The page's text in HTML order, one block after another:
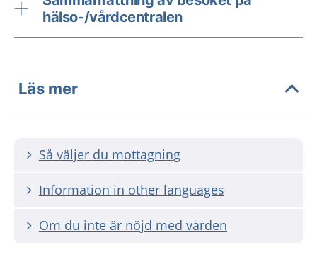
hälso-/vårdcentralen
Läs mer
Så väljer du mottagning
Information in other languages
Om du inte är nöjd med vården